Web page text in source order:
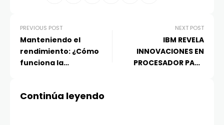
PREVIOUS POST
Manteniendo el
rendimiento: ¿Cómo
funciona la
NEXT POST
IBM REVELA
INNOVACIONES EN
PROCESADOR PARA
Continúa leyendo